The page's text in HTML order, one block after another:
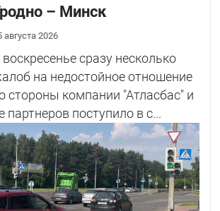
– Минск
августа 2026
воскресенье сразу несколько
на недостойное отношение
стороны компании "Атласбас" и
партнеров поступило в с...